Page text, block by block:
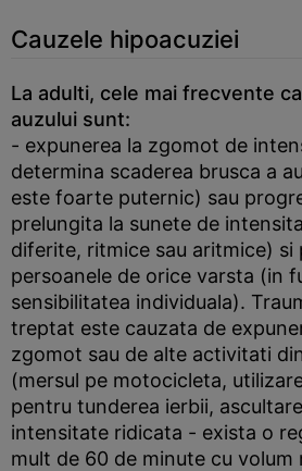
Cauzele hipoacuziei
La adulti, cele mai frecvente
auzului sunt:
- expunerea la zgomot de
determina scaderea brusca a
este foarte puternic) sau
prelungita la sunete de
diferite, ritmice sau aritmice) si
persoanele de orice varsta (in
sensibilitatea individuala).
treptat este cauzata de
zgomot sau de alte activitati
(mersul pe motocicleta,
pentru tunderea ierbii,
intensitate ridicata - exista o
mult de 60 de minute cu volum